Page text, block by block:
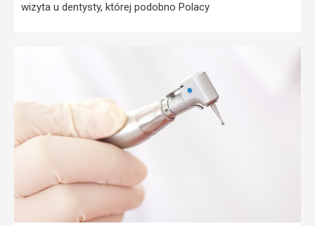
wizyta u dentysty, której podobno Polacy